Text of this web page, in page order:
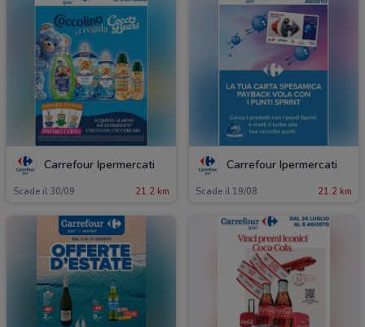
Carrefour Ipermercati
Scade il 30/09 21.2 km
Carrefour Ipermercati
Scade il 19/08 21.2 km